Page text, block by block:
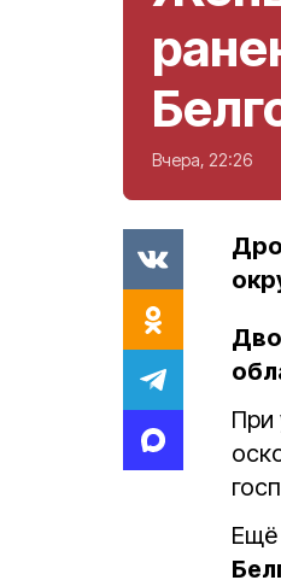
Вчера, 22:26
При
Ещё